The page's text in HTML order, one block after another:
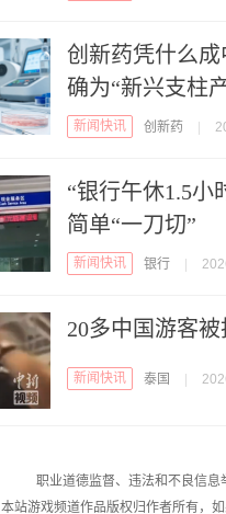
创新药凭什么
确为“新兴支柱
新闻快讯 创新药
“银行午休1.5小
简单“一刀切”
新闻快讯 银行
20多中国游客
新闻快讯 泰国
职业道德监督、违法和不良信息
本站游戏频道作品版权归作者所有，